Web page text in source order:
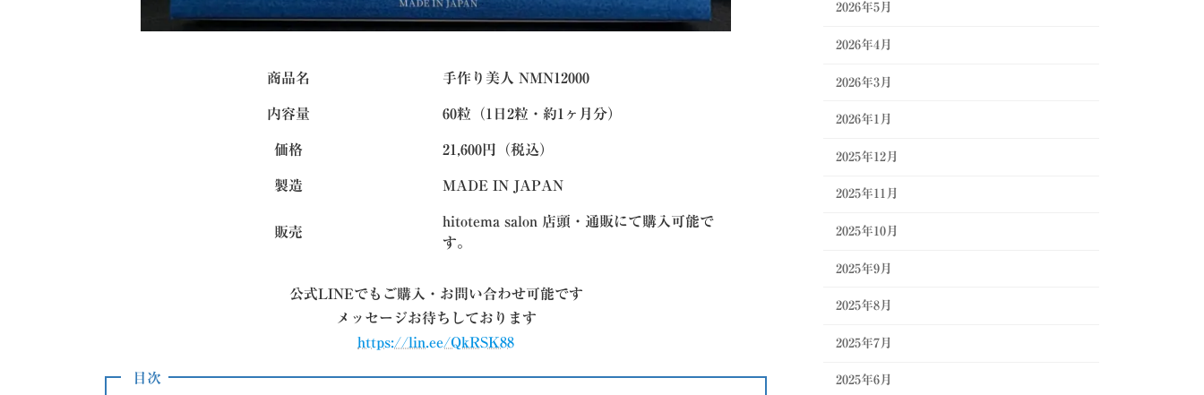
商品名 手作り美人 NMN12000
内容量 60粒（1日2粒・約1ヶ月分）
価格 21,600円（税込）
製造 MADE IN JAPAN
販売
hitotema salon 店頭・通販にて購入可能で
す。
公式LINEでもご購入・お問い合わせ可能です
メッセージお待ちしております
https://lin.ee/QkRSK88
目次
2026年5月
2026年4月
2026年3月
2026年1月
2025年12月
2025年11月
2025年10月
2025年9月
2025年8月
2025年7月
2025年6月